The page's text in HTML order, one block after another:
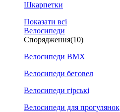
Шкарпетки
Показати всі
Велосипеди
Спорядження(10)
Велосипеди BMX
Велосипеди беговел
Велосипеди гірські
Велосипеди для прогулянок